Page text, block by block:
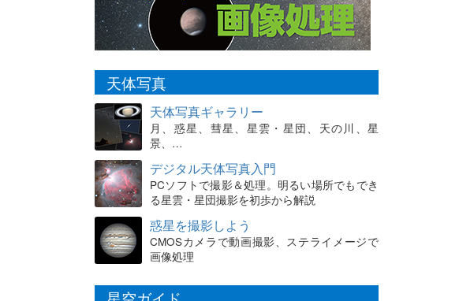
天体写真
天体写真ギャラリー
月、惑星、彗星、星雲・星団、天の川、星
景、…
デジタル天体写真入門
PCソフトで撮影＆処理。明るい場所でもでき
る星雲・星団撮影を初歩から解説
惑星を撮影しよう
CMOSカメラで動画撮影、ステライメージで
画像処理